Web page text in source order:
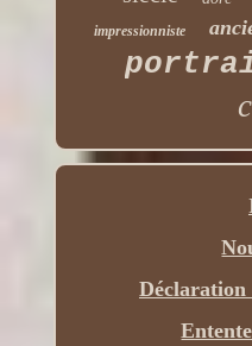
impressionniste